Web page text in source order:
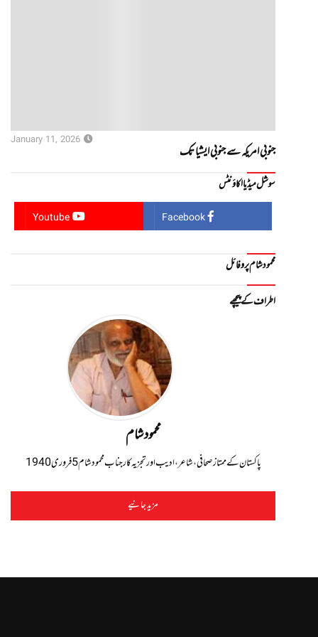
جنوبی امریکہ سے جنوبی ایشیا تک
January 11, 2026
سوشل میڈیا اکاؤنٹس
Facebook
Youtube
محمود شام پروفائل
اطراف کے پیچھے
محمود شام
پاکستان کے ممتاز صحافی، شاعر، ادیب اور تجزیہ کار جناب محمود شام 5 فروری 1940
مزید جانیے